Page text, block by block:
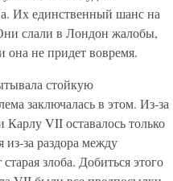
Их единственный шанс на
слали в Лондон жалобы,
она не придет вовремя.
стойкую
заключалась в этом. Из-за
Карлу VII оставалось только
за раздора между
злоба. Добиться этого